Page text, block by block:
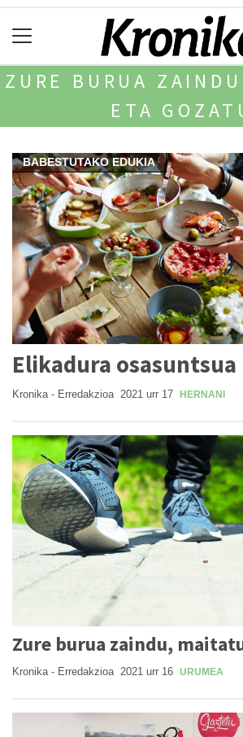
ZURE BURUA
ETA
BABESTUTAKO EDUKIA
Elikadura osasuntsua
Kronika - Erredakzioa 2021 urr 17 HERNANI
Zure burua zaindu,
Kronika - Erredakzioa 2021 urr 16 URUMEA